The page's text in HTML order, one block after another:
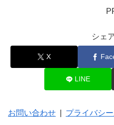
シェ
X
LINE
お問い合わせ プライバシ